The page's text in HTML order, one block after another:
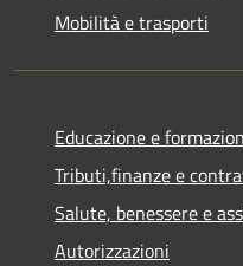
Mobilità e trasporti
Educazione e
Tributi,finanze e
Salute, benessere e
Autorizzazioni